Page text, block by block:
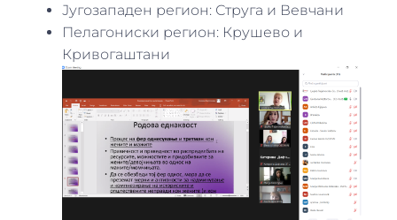
Југозападен регион: Струга и Вевчани
Пелагониски регион: Крушево и
Кривогаштани